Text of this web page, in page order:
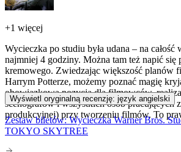
+1 więcej
Wycieczka po studiu była udana – na całość
najmniej 4 godziny. Można tam też napić się
kremowego. Zwiedzając większość planów
Harrym Potterze, możemy poznać magię
obowiązkowa pozycja dla filmowców,
scenografów i wszystkich osób pracujących
produkcyjnej) przy tworzeniu filmów. To
Wyświetl oryginalną recenzję: język angielski
Zestaw biletów: Wycieczka Warner Bros.
TOKYO SKYTREE